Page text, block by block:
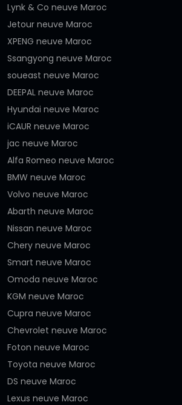
Lynk & Co neuve Maroc
Jetour neuve Maroc
XPENG neuve Maroc
Ssangyong neuve Maroc
soueast neuve Maroc
DEEPAL neuve Maroc
Hyundai neuve Maroc
iCAUR neuve Maroc
jac neuve Maroc
Alfa Romeo neuve Maroc
BMW neuve Maroc
Volvo neuve Maroc
Abarth neuve Maroc
Nissan neuve Maroc
Chery neuve Maroc
Smart neuve Maroc
Omoda neuve Maroc
KGM neuve Maroc
Cupra neuve Maroc
Chevrolet neuve Maroc
Foton neuve Maroc
Toyota neuve Maroc
DS neuve Maroc
Lexus neuve Maroc